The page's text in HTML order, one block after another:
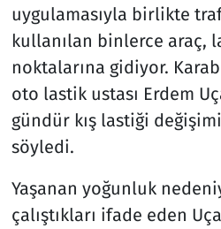
uygulamasıyla birlikte
kullanılan binlerce araç,
noktalarına gidiyor.
oto lastik ustası Erdem
gündür kış lastiği
söyledi.
Yaşanan yoğunluk
çalıştıkları ifade eden
Televizyon